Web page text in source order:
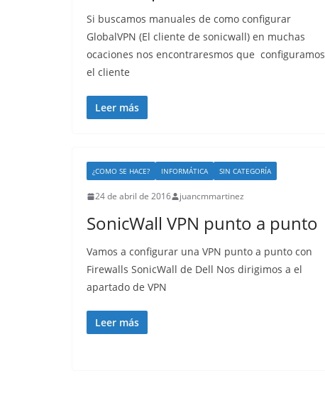
Si buscamos manuales de como configurar
GlobalVPN (El cliente de sonicwall) en muchas
ocaciones nos encontraresmos que configuramos
el cliente
Leer más
¿COMO SE HACE? INFORMÁTICA SIN CATEGORÍA
24 de abril de 2016 juancmmartinez
SonicWall VPN punto a punto
Vamos a configurar una VPN punto a punto con
Firewalls SonicWall de Dell Nos dirigimos a el
apartado de VPN
Leer más